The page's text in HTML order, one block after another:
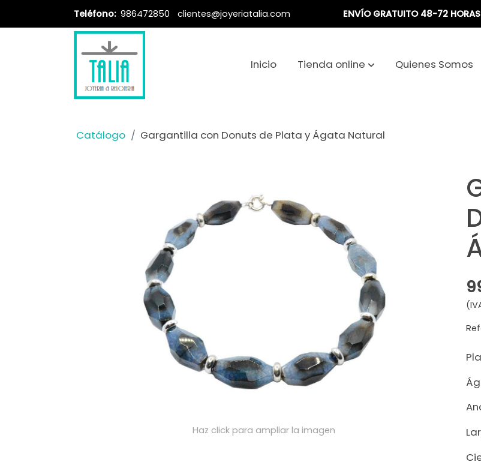
Teléfono: 986472850 clientes@joyeriatalia.com ENVÍO GRATUITO 48-72
Inicio Tienda online Quienes Somos
Catálogo Gargantilla con Donuts de Plata y Ágata Natural
Haz click para ampliar la imagen